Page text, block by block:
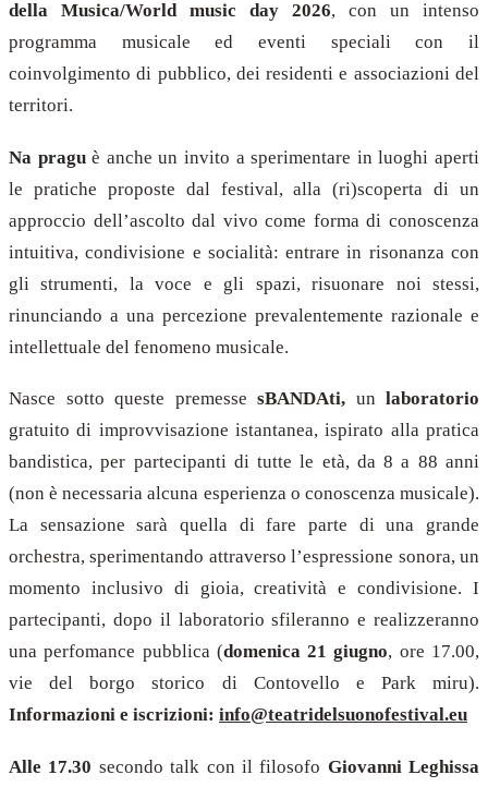
della Musica/World music day 2026, con un intenso
programma musicale ed eventi speciali con il
coinvolgimento di pubblico, dei residenti e associazioni del
territori.
Na praguè anche un invito a sperimentare in luoghi aperti
le pratiche proposte dal festival, alla (ri)scoperta di un
approccio dell’ascolto dal vivo come forma di conoscenza
intuitiva, condivisione e socialità: entrare in risonanza con
gli strumenti, la voce e gli spazi, risuonare noi stessi,
rinunciando a una percezione prevalentemente razionale e
intellettuale del fenomeno musicale.
Nasce sotto queste premesse sBANDAti, un laboratorio
gratuito di improvvisazione istantanea, ispirato alla pratica
bandistica, per partecipanti di tutte le età, da 8 a 88 anni
(non è necessaria alcuna esperienza o conoscenza musicale).
La sensazione sarà quella di fare parte di una grande
orchestra, sperimentando attraverso l’espressione sonora, un
momento inclusivo di gioia, creatività e condivisione. I
partecipanti, dopo il laboratorio sfileranno e realizzeranno
una perfomance pubblica (domenica 21 giugno, ore 17.00,
vie del borgo storico di Contovello e Park miru).
Informazioni e iscrizioni: info@teatridelsuonofestival.eu
Alle 17.30 secondo talk con il filosofo Giovanni Leghissa